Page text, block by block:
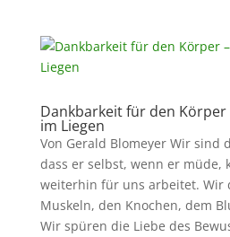
Dankbarkeit für den Körper
im Liegen
Von Gerald Blomeyer Wir sind
dass er selbst, wenn er müde,
weiterhin für uns arbeitet. Wir
Muskeln, den Knochen, dem
Wir spüren die Liebe des